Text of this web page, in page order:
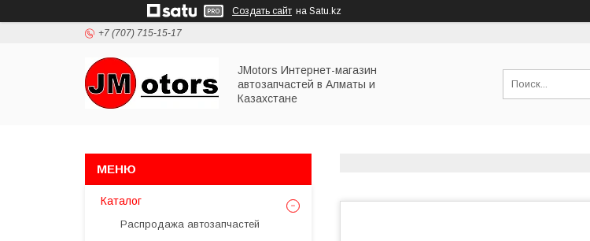
Создать сайт на Satu.kz
+7 (707) 715-15-17
JMotors Интернет-магазин
автозапчастей в Алматы и
Казахстане
Каталог
Распродажа автозапчастей